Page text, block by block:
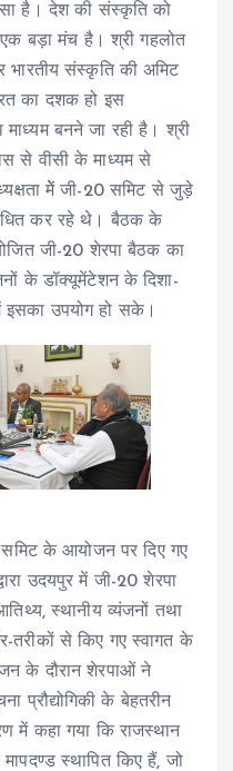
है। देश की संस्कृति को
बड़ा मंच है। श्री गहलोत
भारतीय संस्कृति की अमिट
का दशक हो इस
बनने जा रही है। श्री
से वीसी के माध्यम से
मेें जी-20 समिट से जुड़े
कर रहे थे। बैठक के
जी-20 शेरपा बैठक का
के डॉक्यूमेंटेशन के दिशा-
इसका उपयोग हो सके।
समिट के आयोजन पर दिए गए
उदयपुर में जी-20 शेरपा
स्थानीय व्यंजनों तथा
तरीकों से किए गए स्वागत के
के दौरान शेरपाओं ने
प्रौद्योगिकी के बेहतरीन
में कहा गया कि राजस्थान
स्थापित किए हैं, जो